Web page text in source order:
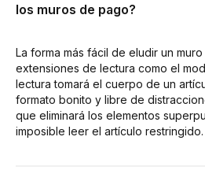
los muros de pago?
La forma más fácil de eludir un
extensiones de lectura como el
lectura tomará el cuerpo de un
formato bonito y libre de
que eliminará los elementos
imposible leer el artículo restringido.